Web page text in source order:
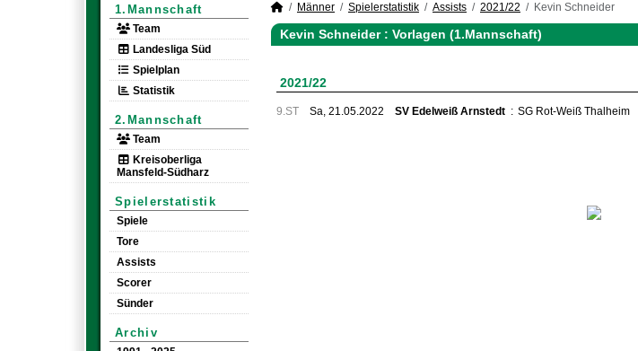
1.Mannschaft
Team
Landesliga Süd
Spielplan
Statistik
2.Mannschaft
Team
Kreisoberliga
Mansfeld-Südharz
Spielerstatistik
Spiele
Tore
Assists
Scorer
Sünder
Archiv
Männer Spielerstatistik Assists 2021/22 Kevin Schneider
Kevin Schneider : Vorlagen (1.Mannschaft)
2021/22
9.ST Sa, 21.05.2022 SV Edelweiß Arnstedt : SG Rot-Weiß Thalheim